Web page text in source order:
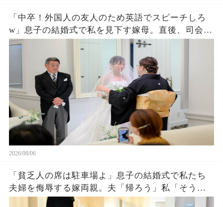
「中卒！外国人の友人のため英語でスピーチしろ
w」息子の結婚式で私を見下す嫁母。直後、司会が
私を名前を呼ぶと外国人「久しぶりダネ、社
長！」嫁母「え？」→壇上で完璧な英語を私がペ
ラペラ話した結果
2026/08/06
「貧乏人の席は駐車場よ」息子の結婚式で私たち
夫婦を侮辱する嫁両親。夫「帰ろう」私「そう
ね…」翌日、ある衝撃の事実を知った嫁両親から